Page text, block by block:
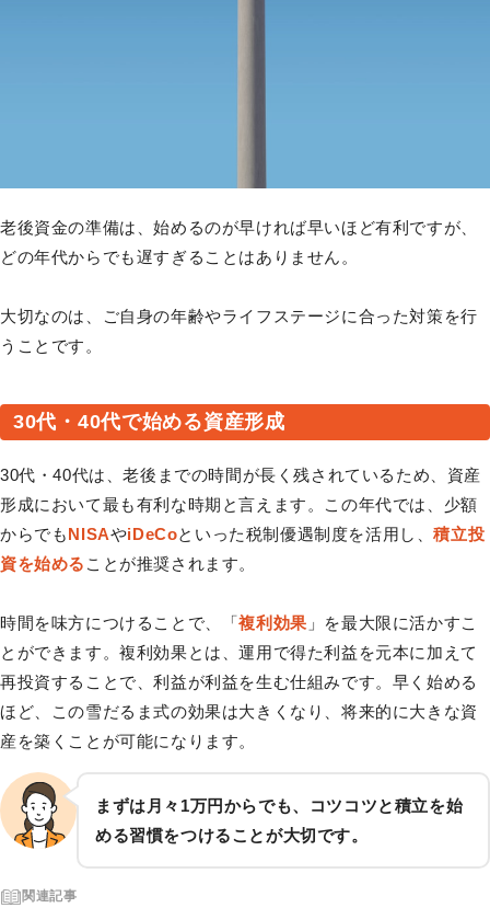
老後資金の準備は、始めるのが早ければ早いほど有利ですが、
どの年代からでも遅すぎることはありません。
大切なのは、ご自身の年齢やライフステージに合った対策を行
うことです。
30代・40代で始める資産形成
30代・40代は、老後までの時間が長く残されているため、資産
形成において最も有利な時期と言えます。この年代では、少額
からでもNISAやiDeCoといった税制優遇制度を活用し、積立投
資を始める ことが推奨されます。
時間を味方につけることで、「複利効果 」を最大限に活かすこ
とができます。複利効果とは、運用で得た利益を元本に加えて
再投資することで、利益が利益を生む仕組みです。早く始める
ほど、この雪だるま式の効果は大きくなり、将来的に大きな資
産を築くことが可能になります。
まずは月々1万円からでも、コツコツと積立を始
める習慣をつけることが大切です。
関連記事